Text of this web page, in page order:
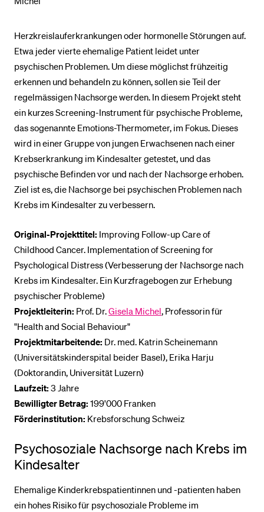
Herzkreislauferkrankungen oder hormonelle Störungen auf.
Etwa jeder vierte ehemalige Patient leidet unter
psychischen Problemen. Um diese möglichst frühzeitig
erkennen und behandeln zu können, sollen sie Teil der
regelmässigen Nachsorge werden. In diesem Projekt steht
ein kurzes Screening-Instrument für psychische Probleme,
das sogenannte Emotions-Thermometer, im Fokus. Dieses
wird in einer Gruppe von jungen Erwachsenen nach einer
Krebserkrankung im Kindesalter getestet, und das
psychische Befinden vor und nach der Nachsorge erhoben.
Ziel ist es, die Nachsorge bei psychischen Problemen nach
Krebs im Kindesalter zu verbessern.
Original-Projekttitel: Improving Follow-up Care of
Childhood Cancer. Implementation of Screening for
Psychological Distress (Verbesserung der Nachsorge nach
Krebs im Kindesalter. Ein Kurzfragebogen zur Erhebung
psychischer Probleme)
Projektleiterin: Prof. Dr.Gisela Michel, Professorin für
"Health and Social Behaviour"
Projektmitarbeitende: Dr. med. Katrin Scheinemann
(Universitätskinderspital beider Basel), Erika Harju
(Doktorandin, Universität Luzern)
Laufzeit: 3 Jahre
Bewilligter Betrag: 199'000 Franken
Förderinstitution: Krebsforschung Schweiz
Psychosoziale Nachsorge nach Krebs im
Kindesalter
Ehemalige Kinderkrebspatientinnen und -patienten haben
ein hohes Risiko für psychosoziale Probleme im